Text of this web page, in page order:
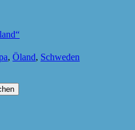
, Öland, Schweden